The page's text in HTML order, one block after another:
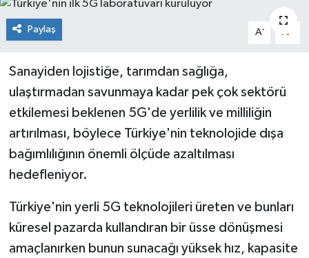
Paylaş A- A
Sanayiden lojistiğe, tarımdan sağlığa,
ulaştırmadan savunmaya kadar pek çok sektörü
etkilemesi beklenen 5G'de yerlilik ve milliliğin
artırılması, böylece Türkiye'nin teknolojide dışa
bağımlılığının önemli ölçüde azaltılması
hedefleniyor.
Türkiye'nin yerli 5G teknolojileri üreten ve bunları
küresel pazarda kullandıran bir üsse dönüşmesi
amaçlanırken bunun sunacağı yüksek hız, kapasite
Sağlık
Siyaset
Spor
Teknoloji
Türkiye